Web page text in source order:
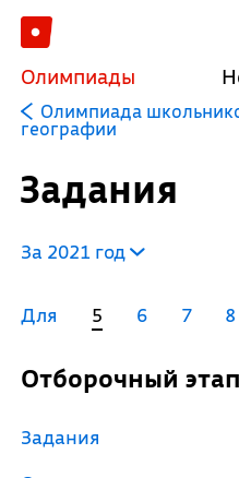
Олимпиады
Олимпиада
географии
Задания
За 2021 год
Для 5 6 7 8
Отборочный этап
Задания